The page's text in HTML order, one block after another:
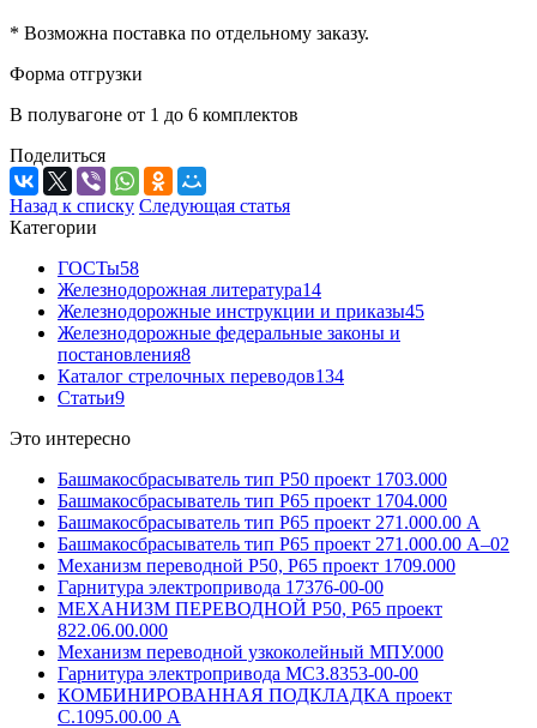
* Возможна поставка по отдельному заказу.
Форма отгрузки
В полувагоне от 1 до 6 комплектов
Поделиться
Назад к списку Следующая статья
Категории
ГОСТы58
Железнодорожная литература14
Железнодорожные инструкции и приказы45
Железнодорожные федеральные законы и
постановления8
Каталог стрелочных переводов134
Статьи9
Это интересно
Башмакосбрасыватель тип Р50 проект 1703.000
Башмакосбрасыватель тип Р65 проект 1704.000
Башмакосбрасыватель тип Р65 проект 271.000.00 А
Башмакосбрасыватель тип Р65 проект 271.000.00 А–02
Механизм переводной Р50, Р65 проект 1709.000
Гарнитура электропривода 17376-00-00
МЕХАНИЗМ ПЕРЕВОДНОЙ Р50, Р65 проект
822.06.00.000
Механизм переводной узкоколейный МПУ.000
Гарнитура электропривода МСЗ.8353-00-00
КОМБИНИРОВАННАЯ ПОДКЛАДКА проект
С.1095.00.00 А